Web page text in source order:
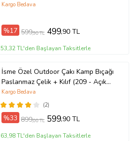
Kargo Bedava
%17 599,90 TL 499,90 TL
53,32 TL'den Başlayan Taksitlerle
İsme Özel Outdoor Çakı Kamp Bıçağı
Paslanmaz Çelik + Kılıf (209 - Açık
Ton)
(2)
Kargo Bedava
%33 899,00 TL 599,90 TL
63,98 TL'den Başlayan Taksitlerle